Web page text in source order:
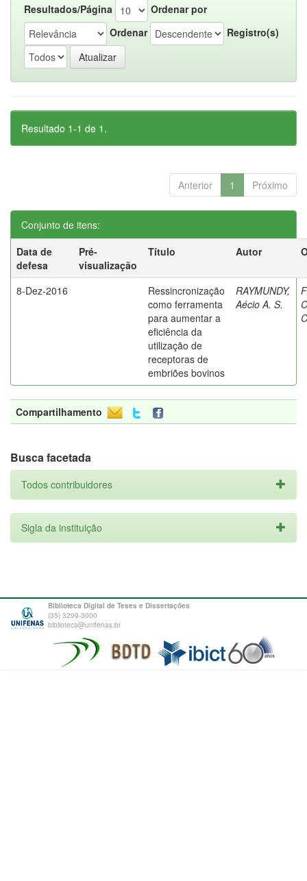
Resultados/Página
Ordenar por
Ordenar
Registro(s)
Resultado 1-1 de 1.
Anterior 1 Próximo
Conjunto de itens:
Data de
defesa
Pré-
visualização
Título Autor
8-Dez-2016
Ressincronização
como ferramenta
para aumentar a
eficiência da
utilização de
receptoras de
embriões bovinos
RAYMUNDY,
Aécio A. S.
Compartilhamento
Busca facetada
Todos contribuidores
Sigla da instituição
Biblioteca Digital de Teses e Dissertações
(35) 3299-3000
biblioteca@unifenas.br